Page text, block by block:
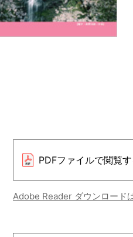
PDFファイルで閲覧
Adobe Reader ダウンロード